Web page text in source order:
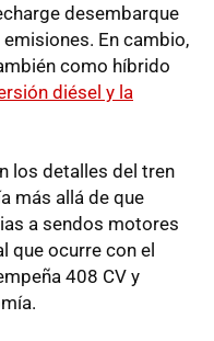
desembarque
En cambio,
como híbrido
diésel y la
los detalles del tren
más allá de que
a sendos motores
que ocurre con el
408 CV y